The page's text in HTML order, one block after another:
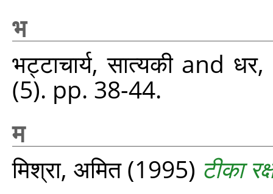
भ
भट्टाचार्य, सात्यकीand
(5). pp. 38-44.
म
मिश्रा, अमित(1995) टीका